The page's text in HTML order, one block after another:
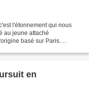
l'étonnement qui nous
au jeune attaché
basé sur Paris.
en